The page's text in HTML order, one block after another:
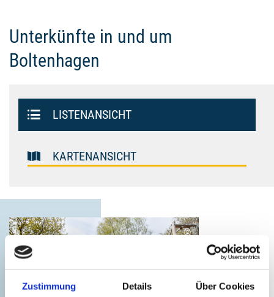
Zustimmung Details Über Cookies
Unterkünfte in und um
Boltenhagen
Listenansicht
LISTENANSICHT
Kartenansicht
KARTENANSICHT
©